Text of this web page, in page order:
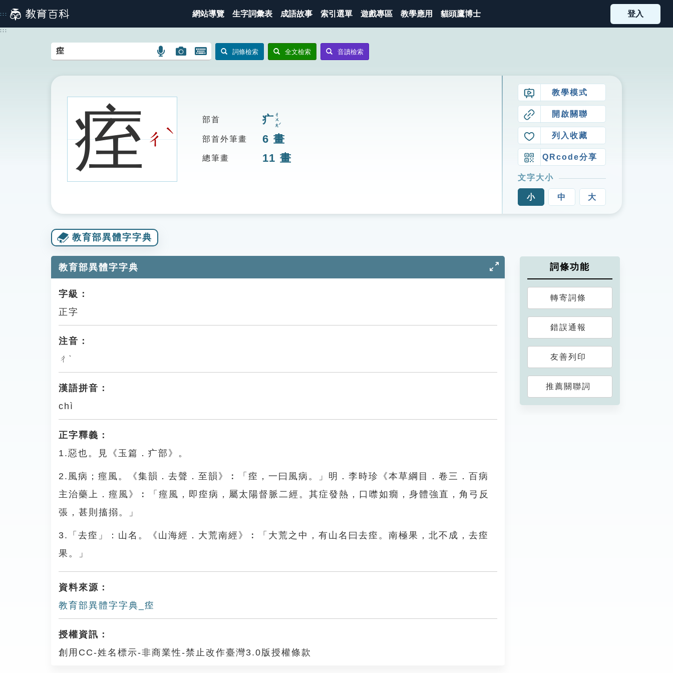
到
主
::: 網站導覽 生字詞彙表 成語故事 索引選單 遊戲專區 教學應用 貓頭鷹博士 登入
:::
語
搜
圖
圖
搜
開
鍵
詞條檢索 全文檢索 音讀檢索
痓ㄔ
ˋ
部首 疒ㄔㄨㄤˊ
部首外筆畫 6 畫
總筆畫 11 畫
教學模式
開啟關聯
列入收藏
QRcode分享
文字大小
小 中 大
教育部異體字字典
教育部異體字字典
字級：
正字
注音：
ㄔˋ
漢語拼音：
chì
正字釋義：
1.惡也。見《玉篇．疒部》。
2.風病；痙風。《集韻．去聲．至韻》︰「痓，一曰風病。」明．李時珍《本草綱目．卷三．百病
主治藥上．痙風》︰「痙風，即痓病，屬太陽督脈二經。其症發熱，口噤如癇，身體強直，角弓反
張，甚則搐搦。」
3.「去痓」：山名。《山海經．大荒南經》︰「大荒之中，有山名曰去痓。南極果，北不成，去痓
果。」
資料來源：
教育部異體字字典_痓
授權資訊：
創用CC-姓名標示-非商業性-禁止改作臺灣3.0版授權條款
詞條功能
轉寄詞條
錯誤通報
友善列印
推薦關聯詞